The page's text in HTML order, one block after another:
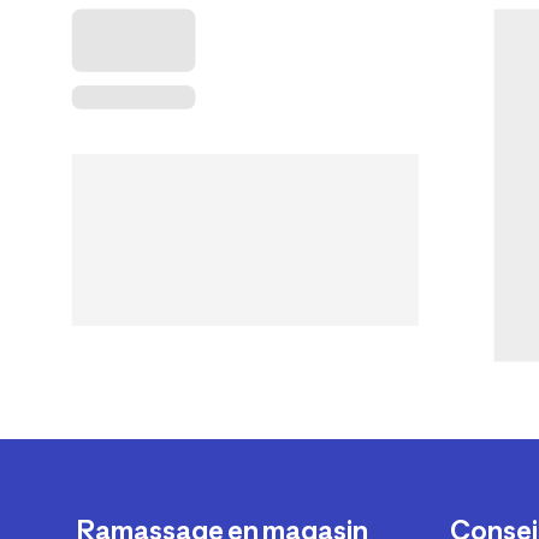
Ramassage en magasin